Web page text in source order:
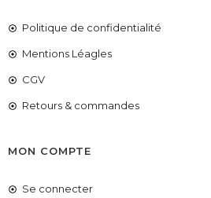
Politique de confidentialité
Mentions Léagles
CGV
Retours & commandes
MON COMPTE
Se connecter